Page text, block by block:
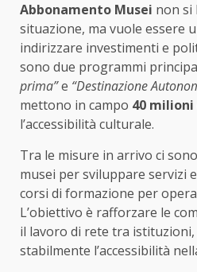
Abbonamento Musei non si
situazione, ma vuole essere
indirizzare investimenti e
sono due programmi
prima”e “Destinazione
mettono in campo 40
l’accessibilità culturale.
Tra le misure in arrivo ci
musei per sviluppare servizi
corsi di formazione per
L’obiettivo è rafforzare le
il lavoro di rete tra
stabilmente l’accessibilità